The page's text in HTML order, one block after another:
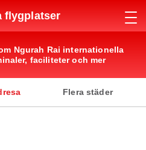
flygplatser
Ngurah Rai internationella
faciliteter och mer
Flera städer